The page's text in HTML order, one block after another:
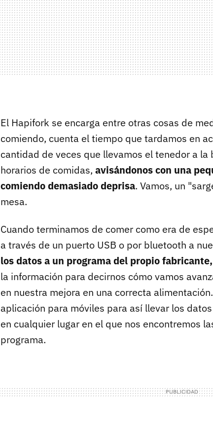
El Hapifork se encarga entre otras cosas de
comiendo, cuenta el tiempo que tardamos en
cantidad de veces que llevamos el tenedor a
horarios de comidas, avisándonos con una
comiendo demasiado deprisa. Vamos, un
mesa.
Cuando terminamos de comer como era de
a través de un puerto USB o por bluetooth a
los datos a un programa del propio
la información para decirnos cómo vamos
en nuestra mejora en una correcta
aplicación para móviles para así llevar los
en cualquier lugar en el que nos encontremos
programa.